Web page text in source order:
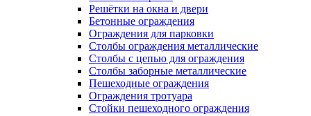
Решётки на окна и двери
Бетонные ограждения
Ограждения для парковки
Столбы ограждения металлические
Столбы с цепью для ограждения
Столбы заборные металлические
Пешеходные ограждения
Ограждения тротуара
Стойки пешеходного ограждения